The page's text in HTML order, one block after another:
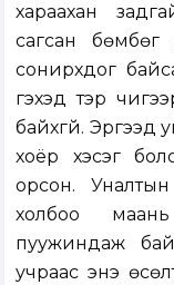
хараахан
сагсан бөмбөг
сонирхдог
гэхэд тэр
байхгүй. Эргээд
хоёр хэсэг
орсон.
холбоо
пуужиндаж
учраас энэ